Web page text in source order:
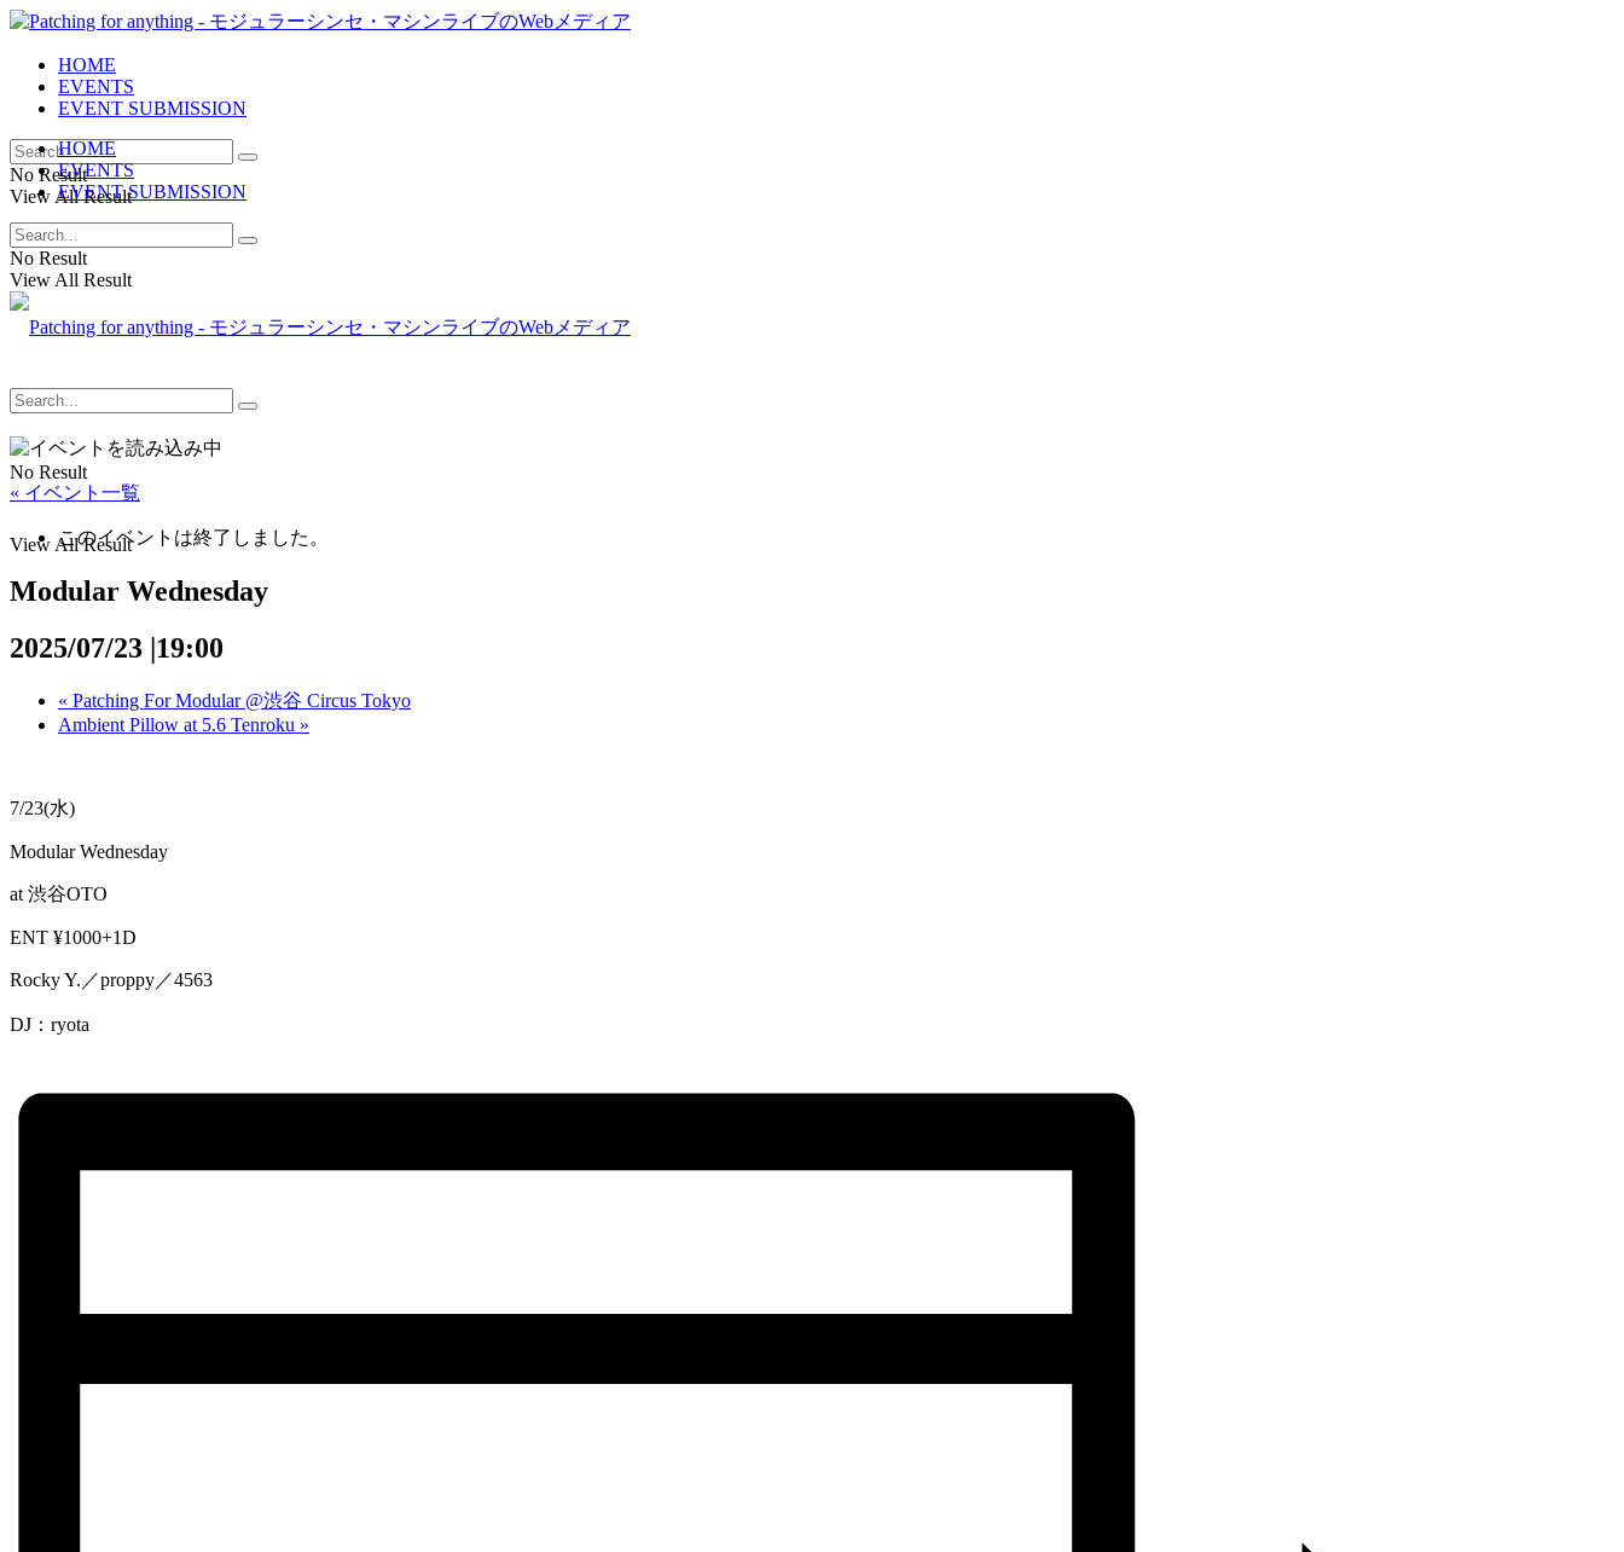
HOME
EVENTS
EVENT SUBMISSION
No Result
View All Result
HOME
EVENTS
EVENT SUBMISSION
No Result
View All Result
No Result
View All Result
« イベント一覧
このイベントは終了しました。
Modular Wednesday
2025/07/23 |19:00
« Patching For Modular @渋谷 Circus Tokyo
Ambient Pillow at 5.6 Tenroku »
7/23(水)
Modular Wednesday
at 渋谷OTO
ENT ¥1000+1D
Rocky Y.／proppy／4563
DJ：ryota